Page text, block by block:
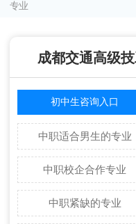
专业
成都交通高级
初中生咨询入口
中职适合男生的专业
中职校企合作专业
中职紧缺的专业